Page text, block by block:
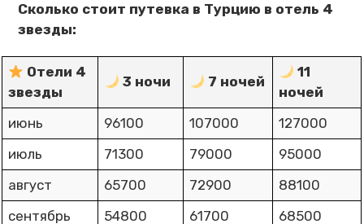
Сколько стоит путевка в Турцию в отель 4
звезды:
Отели 4
звезды
3 ночи 7 ночей
11
ночей
июнь
96100 107000
127000
июль
71300 79000
95000
август
65700 72900
88100
сентябрь
54800 61700 68500